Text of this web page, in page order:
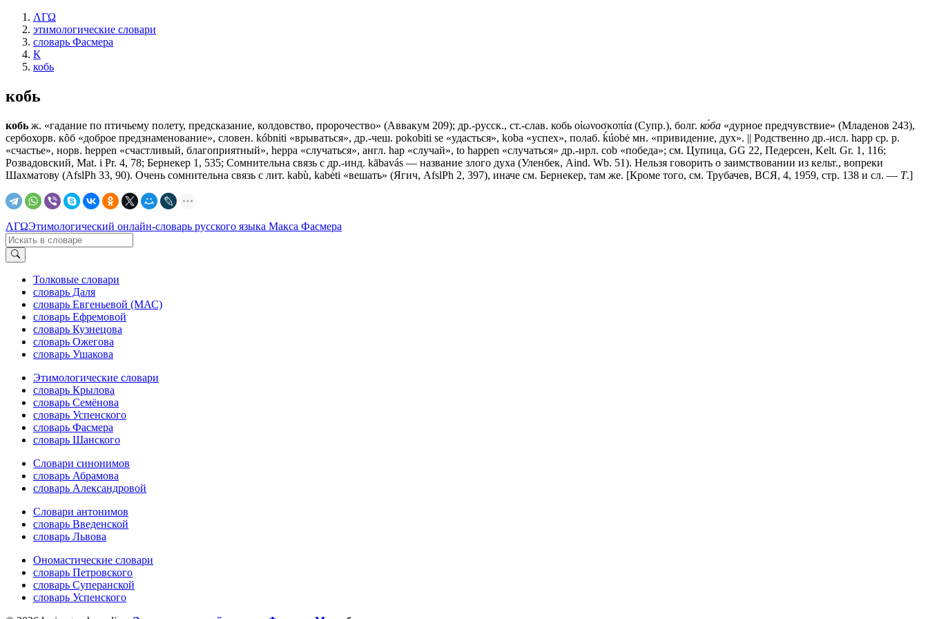
ΛΓΩ
этимологические словари
словарь Фасмера
К
кобь
кобь
кобь ж. «гадание по птичьему полету, предсказание, колдовство, пророчество» (Аввакум 209); др.-русск., ст.-слав. кобь οἰωνοσκοπία (Супр.), болг. ко́ба «дурное предчувствие» (Младенов 243),
сербохорв. кȏб «доброе предзнаменование», словен. kóbniti «врываться», др.-чеш. pokobiti sе «удасться», koba «успех», полаб. ḱúobė мн. «привидение, дух». || Родственно др.-исл. hарр ср. р.
«счастье», норв. hерреn «счастливый, благоприятный», hерра «случаться», англ. hар «случай», tо hарреn «случаться» др.-ирл. соb «победа»; см. Цупица, GG 22, Педерсен, Kelt. Gr. 1, 116;
Розвадовский, Маt. i Рr. 4, 78; Бернекер 1, 535; Сомнительна связь с др.-инд. kābavás — название злого духа (Уленбек, Aind. Wb. 51). Нельзя говорить о заимствовании из кельт., вопреки
Шахматову (AfslPh 33, 90). Очень сомнительна связь с лит. kabù, kabė́ti «вешать» (Ягич, AfslPh 2, 397), иначе см. Бернекер, там же. [Кроме того, см. Трубачев, ВСЯ, 4, 1959, стр. 138 и сл. — Т.]
ΛΓΩЭтимологический онлайн-словарь русского языка Макса Фасмера
Толковые словари
словарь Даля
словарь Евгеньевой (МАС)
словарь Ефремовой
словарь Кузнецова
словарь Ожегова
словарь Ушакова
Этимологические словари
словарь Крылова
словарь Семёнова
словарь Успенского
словарь Фасмера
словарь Шанского
Словари синонимов
словарь Абрамова
словарь Александровой
Словари антонимов
словарь Введенской
словарь Львова
Ономастические словари
словарь Петровского
словарь Суперанской
словарь Успенского